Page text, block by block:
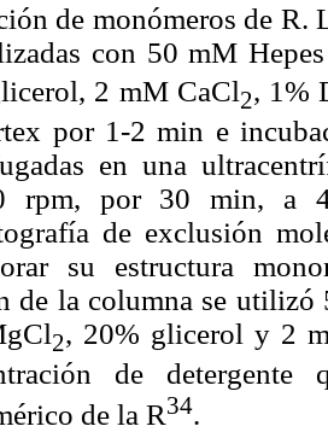
de monómeros de R.
con 50 mM
2 mM CaCl2, 1%
por 1-2 min e
en una
rpm, por 30 min, a
de exclusión
su estructura
de la columna se
2, 20% glicerol y 2
de detergente
de la R34.